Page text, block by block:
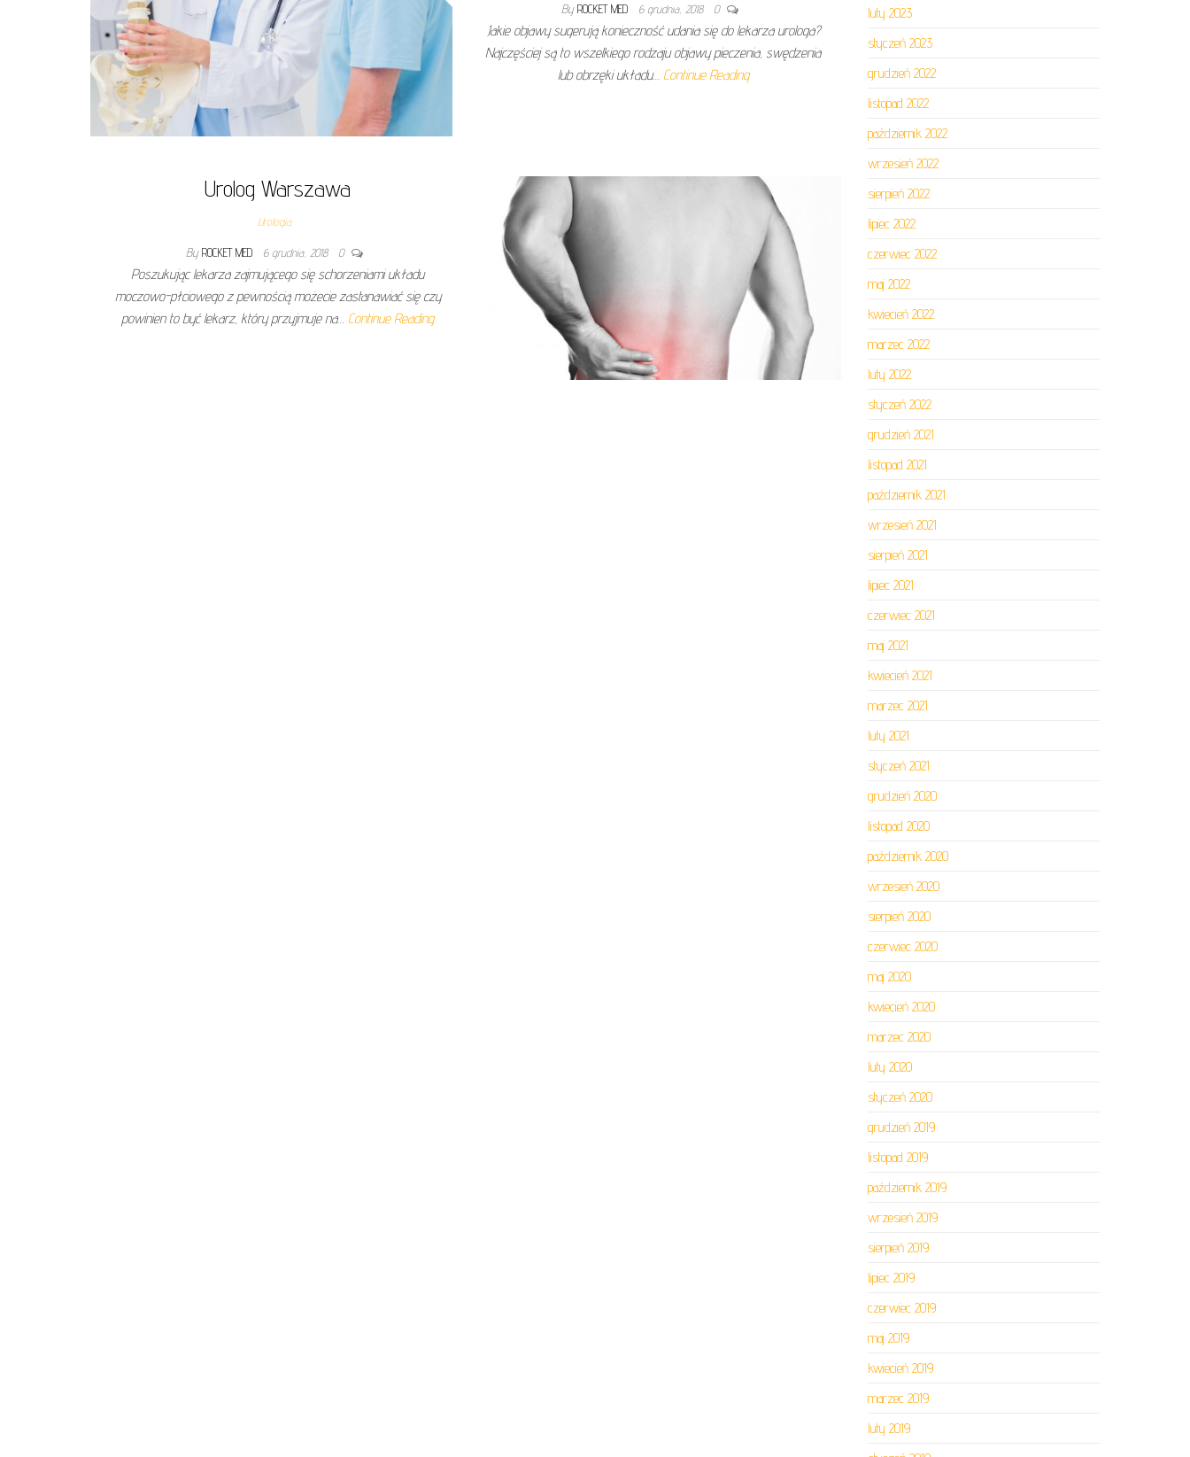
By ROCKET MED 6 grudnia, 2018 0
Jakie objawy sugerują konieczność udania się do lekarza urologa?
Najczęściej są to wszelkiego rodzaju objawy pieczenia, swędzenia
lub obrzęki układu… Continue Reading
Urolog Warszawa
Urologia
By ROCKET MED 6 grudnia, 2018 0
Poszukując lekarza zajmującego się schorzeniami układu
moczowo-płciowego z pewnością możecie zastanawiać się czy
powinien to być lekarz, który przyjmuje na… Continue Reading
luty 2023
styczeń 2023
grudzień 2022
listopad 2022
październik 2022
wrzesień 2022
sierpień 2022
lipiec 2022
czerwiec 2022
maj 2022
kwiecień 2022
marzec 2022
luty 2022
styczeń 2022
grudzień 2021
listopad 2021
październik 2021
wrzesień 2021
sierpień 2021
lipiec 2021
czerwiec 2021
maj 2021
kwiecień 2021
marzec 2021
luty 2021
styczeń 2021
grudzień 2020
listopad 2020
październik 2020
wrzesień 2020
sierpień 2020
czerwiec 2020
maj 2020
kwiecień 2020
marzec 2020
luty 2020
styczeń 2020
grudzień 2019
listopad 2019
październik 2019
wrzesień 2019
sierpień 2019
lipiec 2019
czerwiec 2019
maj 2019
kwiecień 2019
marzec 2019
luty 2019